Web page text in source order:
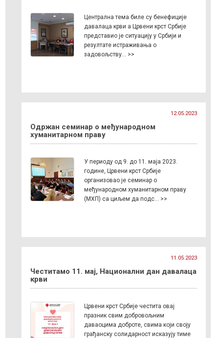
Централна тема биле су бенефиције
давалаца крви а Црвени крст Србије
представио је ситуацију у Србији и
резултате истраживања о
задовољству… >>
12.05.2023
Одржан семинар о међународном
хуманитарном праву
У периоду од 9. до 11. маја 2023.
године, Црвени крст Србије
организовао је семинар о
међународном хуманитарном праву
(МХП) са циљем да подс… >>
11.05.2023
Честитамо 11. мај, Национални дан давалаца
крви
Црвени крст Србије честита овај
празник свим добровољним
даваоцима доброте, свима који своју
грађанску солидарност исказују тиме